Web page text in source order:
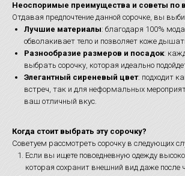
Неоспоримые преимущества и советы по
Отдавая предпочтение данной сорочке, вы
Лучшие материалы: благодаря 100%
обволакивает тело и позволяет коже
Разнообразие размеров и посадок:
выбрать сорочку, которая идеально
Элегантный сиреневый цвет: подходит
встреч, так и для неформальных
ваш отличный вкус.
Когда стоит выбрать эту сорочку?
Советуем рассмотреть сорочку в следующих
Если вы ищете повседневную одежду
которая сохранит внешний вид даже после